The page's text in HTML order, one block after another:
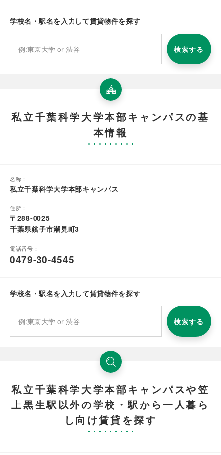
学校名・駅名を入力して賃貸物件を探す
検索する
私立千葉科学大学本部キャンパスの基
本情報
名称：
私立千葉科学大学本部キャンパス
住所：
〒288-0025
千葉県銚子市潮見町3
電話番号：
0479-30-4545
学校名・駅名を入力して賃貸物件を探す
検索する
私立千葉科学大学本部キャンパスや笠
上黒生駅以外の学校・駅から一人暮ら
し向け賃貸を探す